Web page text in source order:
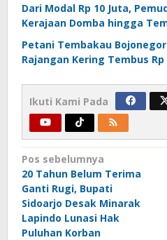
Dari Modal Rp 10 Juta,
Kerajaan Domba hingga
Petani Tembakau
Rajangan Kering Tembus Rp
Ikuti Kami Pada
Navigasi
pos
Pos sebelumnya
20 Tahun Belum Terima
Ganti Rugi, Bupati
Sidoarjo Desak Minarak
Lapindo Lunasi Hak
Puluhan Korban